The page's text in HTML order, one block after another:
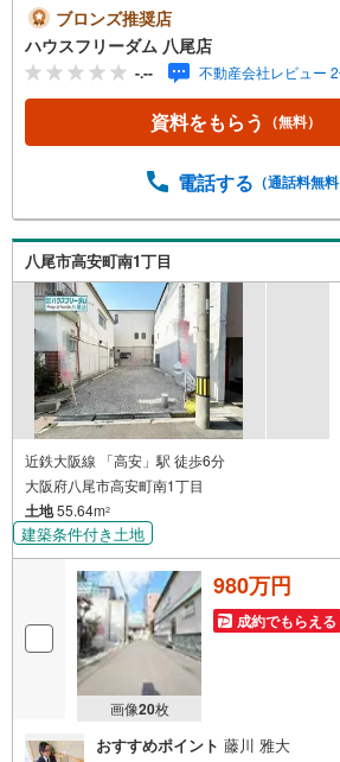
りや、お子様連れも大歓迎です・
送迎させて頂きます・「見るだけ
けついでにお立ち寄りください----
し、建築条件付きの物件多数取り
フリーダムは【東証スタンダード
ら請負工事まで承っております・
に沿った物件をご提案させて頂き
店舗横に駐車スペース4台分ござ
ならハウスフリーダム八尾店 ----*----
ブロンズ推奨店
ハウスフリーダム 八尾店
-.-- 不動産会社レビュー
資料をもらう （無料）
電話する （通話料無料
八尾市高安町南1丁目
近鉄大阪線 「高安」駅 徒歩6分
大阪府八尾市高安町南1丁目
土地55.64m2
建築条件付き土地
画像20枚
980万円
成約でもらえる
おすすめポイント 藤川 雅大